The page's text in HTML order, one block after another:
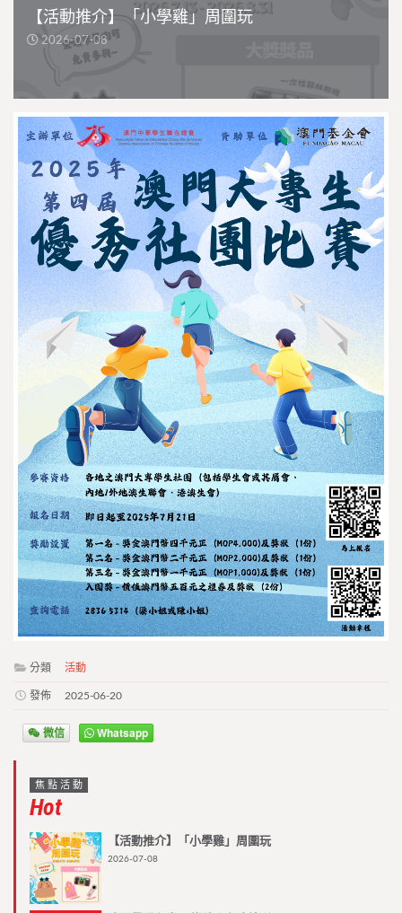
【活動推介】「小學雞」周圍玩
2026-07-08
分類 活動
發佈 2025-06-20
微信 Whatsapp
焦點活動
Hot
【活動推介】「小學雞」周圍玩
2026-07-08